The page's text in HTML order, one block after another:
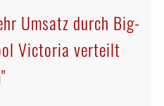
Umsatz durch Big-
Victoria verteilt